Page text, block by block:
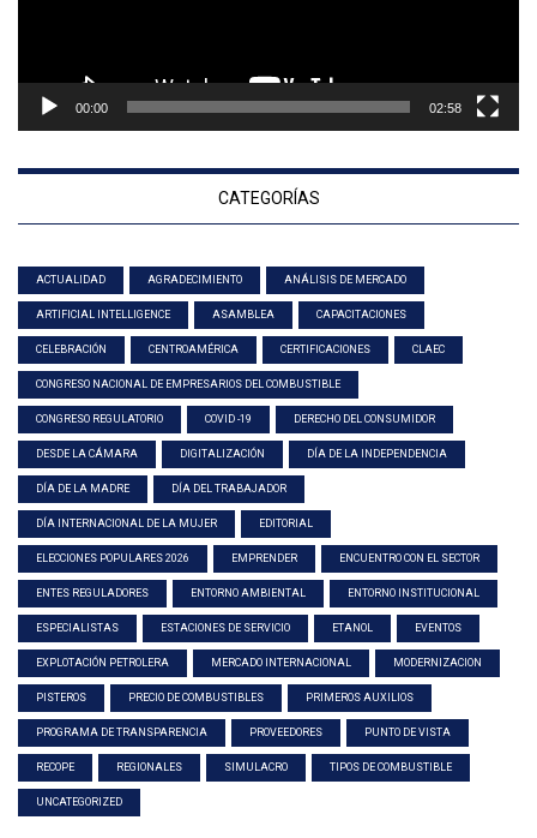
00:00 02:58
CATEGORÍAS
ACTUALIDAD AGRADECIMIENTO ANÁLISIS DE MERCADO
ARTIFICIAL INTELLIGENCE ASAMBLEA CAPACITACIONES
CELEBRACIÓN CENTROAMÉRICA CERTIFICACIONES CLAEC
CONGRESO NACIONAL DE EMPRESARIOS DEL COMBUSTIBLE
CONGRESO REGULATORIO COVID -19 DERECHO DEL CONSUMIDOR
DESDE LA CÁMARA DIGITALIZACIÓN DÍA DE LA INDEPENDENCIA
DÍA DE LA MADRE DÍA DEL TRABAJADOR
DÍA INTERNACIONAL DE LA MUJER EDITORIAL
ELECCIONES POPULARES 2026 EMPRENDER ENCUENTRO CON EL SECTOR
ENTES REGULADORES ENTORNO AMBIENTAL ENTORNO INSTITUCIONAL
ESPECIALISTAS ESTACIONES DE SERVICIO ETANOL EVENTOS
EXPLOTACIÓN PETROLERA MERCADO INTERNACIONAL MODERNIZACION
PISTEROS PRECIO DE COMBUSTIBLES PRIMEROS AUXILIOS
PROGRAMA DE TRANSPARENCIA PROVEEDORES PUNTO DE VISTA
RECOPE REGIONALES SIMULACRO TIPOS DE COMBUSTIBLE
UNCATEGORIZED